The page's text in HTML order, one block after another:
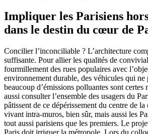
Impliquer les Parisiens
dans le destin du cœur de
Concilier l’inconciliable ? L’architecture
suffisante. Pour allier les qualités de
fourmillement des rues populaires avec
environnement durable, des véhicules qui ne
beaucoup d’émissions polluantes sont certes
aussi consulter l’ensemble des usagers du
pâtissent de ce dépérissement du centre de
vivant intra-muros, bien sûr, mais aussi les
tout aussi parisiens que les premiers. Le
Paris doit irriguer la métropole. Lors du